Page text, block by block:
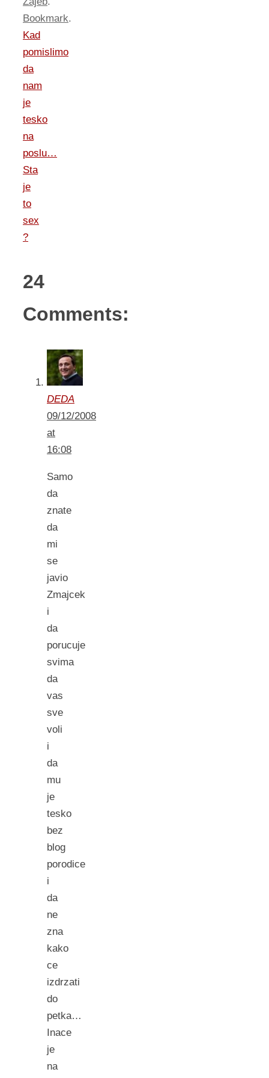
Bookmark.
Kad
pomislimo
da
nam
je
tesko
na
poslu…
Sta
je
to
sex
?
24
Comments:
DEDA
09/12/2008
at
16:08
Samo
da
znate
da
mi
se
javio
Zmajcek
i
da
porucuje
svima
da
vas
sve
voli
i
da
mu
je
tesko
bez
blog
porodice
i
da
ne
zna
kako
ce
izdrzati
do
petka…
Inace
je
na